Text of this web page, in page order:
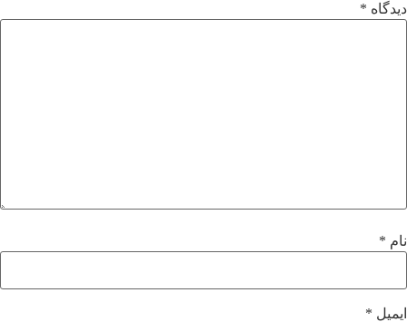
دیدگاه *
نام *
ایمیل *